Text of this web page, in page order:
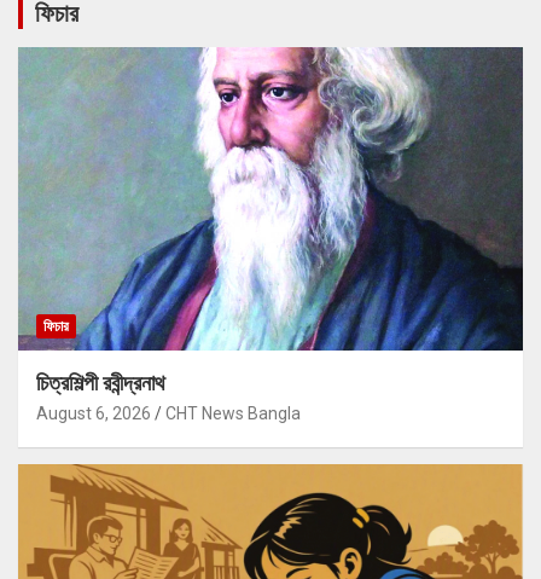
ফিচার
ফিচার
চিত্রশিল্পী রবীন্দ্রনাথ
August 6, 2026 CHT News Bangla